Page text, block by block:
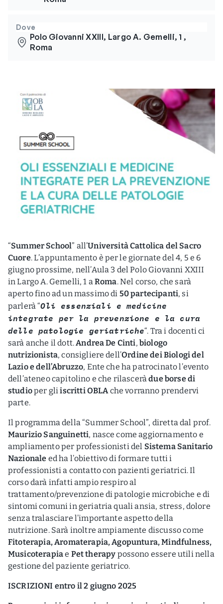
Dove
Polo Giovanni XXIII, Largo A. Gemelli, 1 ,
Roma
“Summer School” all’Università Cattolica del Sacro
Cuore. L’appuntamento è per le giornate del 4, 5 e 6
giugno prossime, nell’Aula 3 del Polo Giovanni XXIII
in Largo A. Gemelli, 1 aRoma. Nel corso, che sarà
aperto fino ad un massimo di 50 partecipanti, si
parlerà “Oli essenziali e medicine
integrate per la prevenzione e la cura
delle patologie geriatriche“. Tra i docenti ci
sarà anche il dott.Andrea De Cinti, biologo
nutrizionista, consigliere dell’Ordine dei Biologi del
Lazio e dell’Abruzzo, Ente che ha patrocinato l’evento
dell’ateneo capitolino e che rilasceràdue borse di
studioper gliiscritti OBLAche vorranno prendervi
parte.
Il programma della “Summer School”, diretta dal prof.
Maurizio Sanguinetti, nasce come aggiornamento e
ampliamento per professionisti del Sistema Sanitario
Nazionale ed ha l’obiettivo di formare tutti i
professionisti a contatto con pazienti geriatrici. Il
corso darà infatti ampio respiro al
trattamento/prevenzione di patologie microbiche e di
sintomi comuni in geriatria quali ansia, stress, dolore
senza tralasciare l’importante aspetto della
nutrizione. Sarà inoltre ampiamente discusso come
Fitoterapia, Aromaterapia, Agopuntura, Mindfulness,
Musicoterapiae Pet therapy possono essere utili nella
gestione del paziente geriatrico.
ISCRIZIONI entro il 2 giugno 2025